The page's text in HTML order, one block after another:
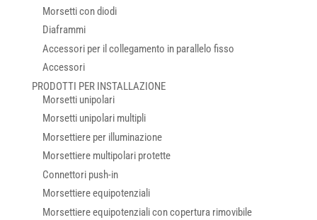
Morsetti con diodi
Diaframmi
Accessori per il collegamento in parallelo fisso
Accessori
PRODOTTI PER INSTALLAZIONE
Morsetti unipolari
Morsetti unipolari multipli
Morsettiere per illuminazione
Morsettiere multipolari protette
Connettori push-in
Morsettiere equipotenziali
Morsettiere equipotenziali con copertura rimovibile